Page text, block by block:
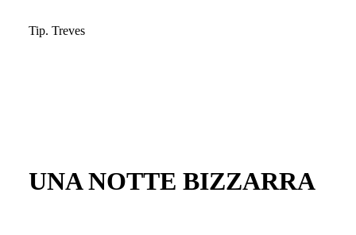
Tip. Treves
UNA NOTTE BIZZARRA